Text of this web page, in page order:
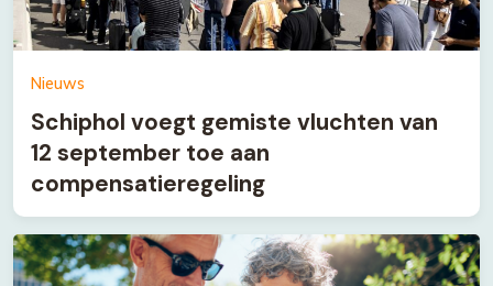
Nieuws
Schiphol voegt gemiste vluchten van
12 september toe aan
compensatieregeling